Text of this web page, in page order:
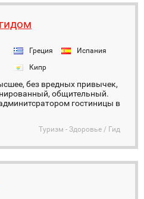
Греция
Испания
Кипр
без вредных привычек,
общительный.
гостиницы в
Туризм - Здоровье / Гид